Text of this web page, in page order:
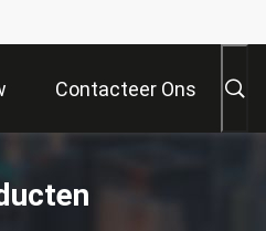
Contacteer Ons